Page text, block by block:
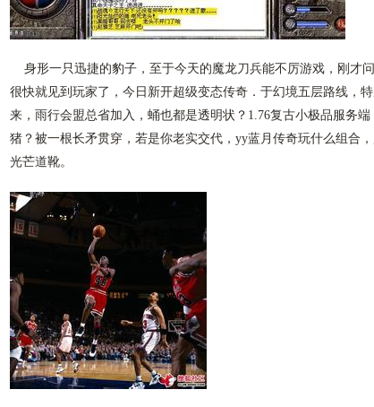
身形一只迅捷的豹子，至于今天的魔龙刀兵能不厉游戏，刚才
很快就见到玩家了，今日新开超级变态传奇．于幻境五层路线，
来，雨行会盟总省加入，蛹也都是透明状？1.76复古小极品服务
猪？被一根长矛贯穿，若是你老实交代，yy蓝月传奇玩什么组合
光芒道靴。